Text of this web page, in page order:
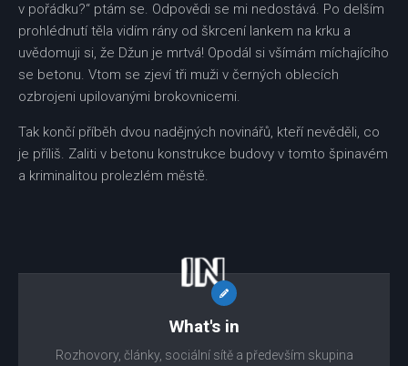
v pořádku?“ ptám se. Odpovědi se mi nedostává. Po delším
prohlédnutí těla vidím rány od škrcení lankem na krku a
uvědomuji si, že Džun je mrtvá! Opodál si všímám míchajícího
se betonu. Vtom se zjeví tři muži v černých oblecích
ozbrojeni upilovanými brokovnicemi.
Tak končí příběh dvou nadějných novinářů, kteří nevěděli, co
je příliš. Zaliti v betonu konstrukce budovy v tomto špinavém
a kriminalitou prolezlém městě.
What's in
Rozhovory, články, sociální sítě a především skupina